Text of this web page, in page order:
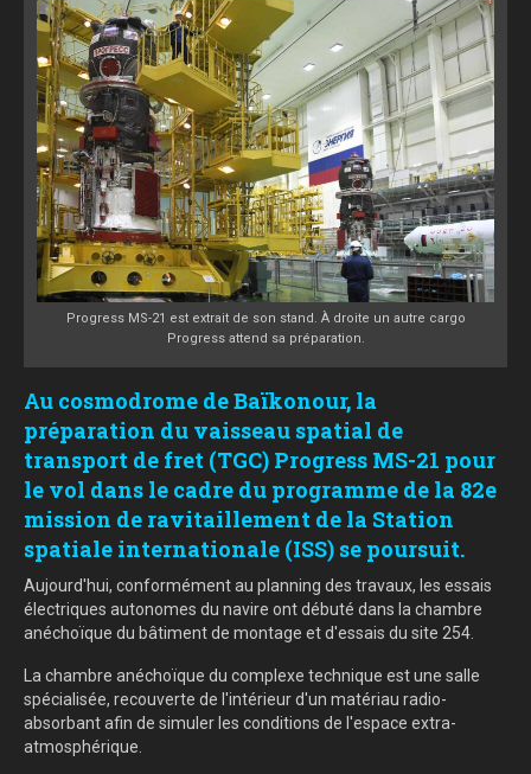
Progress MS-21 est extrait de son stand. À droite un autre cargo
Progress attend sa préparation.
Au cosmodrome de Baïkonour, la
préparation du vaisseau spatial de
transport de fret (TGC) Progress MS-21 pour
le vol dans le cadre du programme de la 82e
mission de ravitaillement de la Station
spatiale internationale (ISS) se poursuit.
Aujourd'hui, conformément au planning des travaux, les essais
électriques autonomes du navire ont débuté dans la chambre
anéchoïque du bâtiment de montage et d'essais du site 254.
La chambre anéchoïque du complexe technique est une salle
spécialisée, recouverte de l'intérieur d'un matériau radio-
absorbant afin de simuler les conditions de l'espace extra-
atmosphérique.